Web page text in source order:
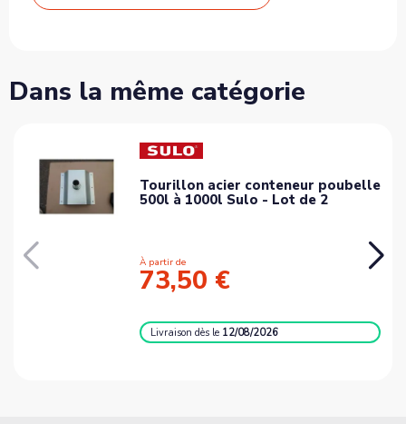
Dans la même catégorie
Tourillon acier conteneur poubelle
500l à 1000l Sulo - Lot de 2
À partir de
73,50 €
Livraisondès le 12/08/2026